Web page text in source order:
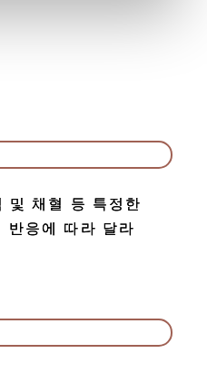
및 채혈 등 특정한
반응에 따라 달라